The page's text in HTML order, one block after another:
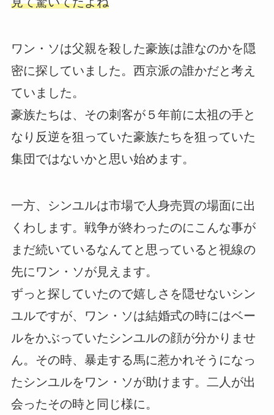
ワン・ソは父親を殺した豪族は誰なのかを隠
密に探していました。西京派の誰かだと考え
ていました。
豪族たちは、その刺客が５年前に太祖の手と
なり反逆を狙っていた豪族たちを狙っていた
集団ではないかと思い始めます。
一方、シンユルは市場で人身売買の場面に出
くわします。戦争が終わったのにこんな事が
まだ続いているなんてと思っていると視線の
先にワン・ソが見えます。
ずっと探していたので嬉しさを隠せないシン
ユルですが、ワン・ソは結婚式の時にはベー
ルをかぶっていたシンユルの顔が分かりませ
ん。その時、暴走する馬に惹かれそうになっ
たシンユルをワン・ソが助けます。二人が出
会ったその時と同じ様に。